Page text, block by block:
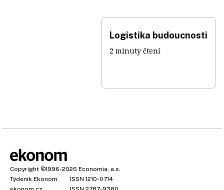
Logistika budoucnosti
2 minuty čtení
Copyright ©1996-2026 Economia, a.s.
Týdeník Ekonom
ISSN 1210-0714